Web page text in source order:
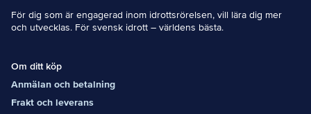
För dig som är engagerad inom idrottsrörelsen, vill lära dig mer
och utvecklas. För svensk idrott – världens bästa.
Om ditt köp
Anmälan och betalning
Frakt och leverans